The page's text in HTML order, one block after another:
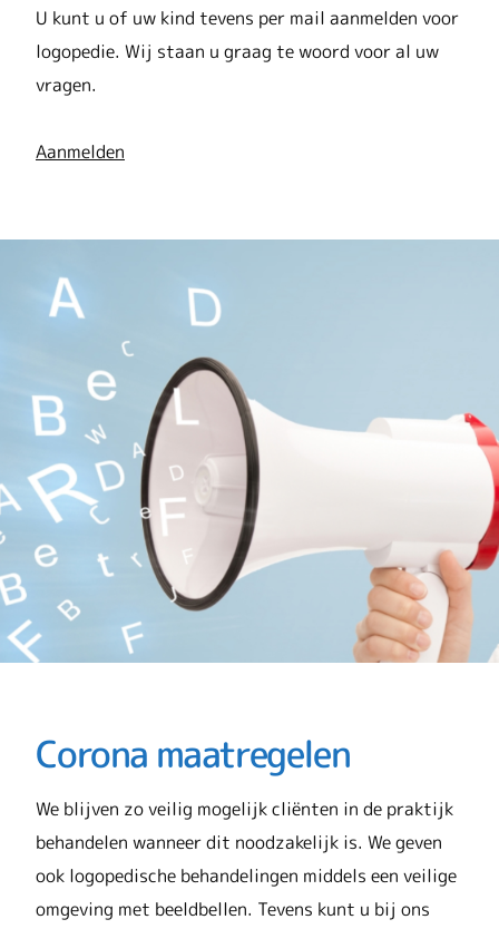
U kunt u of uw kind tevens per mail aanmelden voor
logopedie. Wij staan u graag te woord voor al uw
vragen.
Aanmelden
Corona maatregelen
We blijven zo veilig mogelijk cliënten in de praktijk
behandelen wanneer dit noodzakelijk is. We geven
ook logopedische behandelingen middels een veilige
omgeving met beeldbellen. Tevens kunt u bij ons